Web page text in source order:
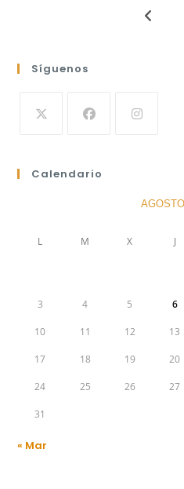
Ir a la
Síguenos
Calendario
L M X J
3 4 5 6
10 11 12 13
17 18 19 20
24 25 26 27
31
« Mar